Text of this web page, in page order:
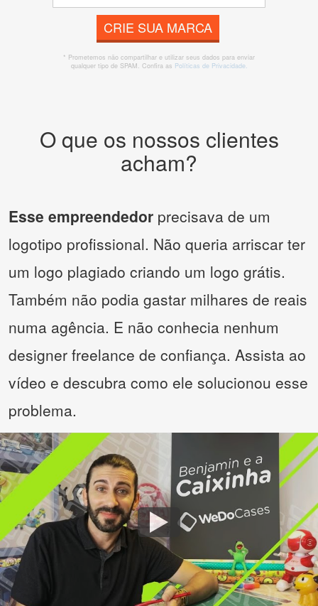
CRIE SUA MARCA
* Prometemos não compartilhar e utilizar seus dados para enviar
qualquer tipo de SPAM. Confira as Políticas de Privacidade.
O que os nossos clientes
acham?
Esse empreendedor precisava de um
logotipo profissional. Não queria arriscar ter
um logo plagiado criando um logo grátis.
Também não podia gastar milhares de reais
numa agência. E não conhecia nenhum
designer freelance de confiança. Assista ao
vídeo e descubra como ele solucionou esse
problema.